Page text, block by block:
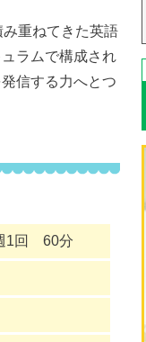
重ねてきた英語
ラムで構成され
信する力へとつ
1回 60分